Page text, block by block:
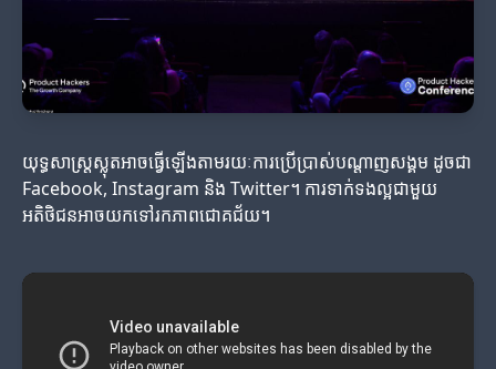
យុទ្ធសាស្ត្រស្លុតអាចធ្វើឡើងតាមរយៈការប្រើប្រាស់បណ្តាញសង្គម ដូចជា
Facebook, Instagram និង Twitter។ ការទាក់ទងល្អជាមួយ
អតិថិជនអាចយកទៅរកភាពជោគជ័យ។